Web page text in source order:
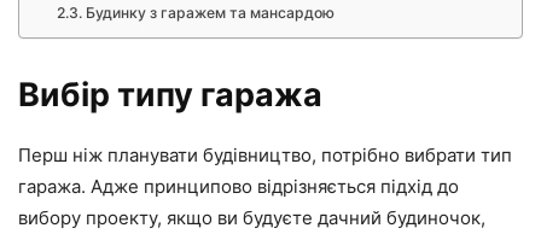
Будинку з гаражем та мансардою
Вибір типу гаража
Перш ніж планувати будівництво, потрібно вибрати тип
гаража. Адже принципово відрізняється підхід до
вибору проекту, якщо ви будуєте дачний будиночок,